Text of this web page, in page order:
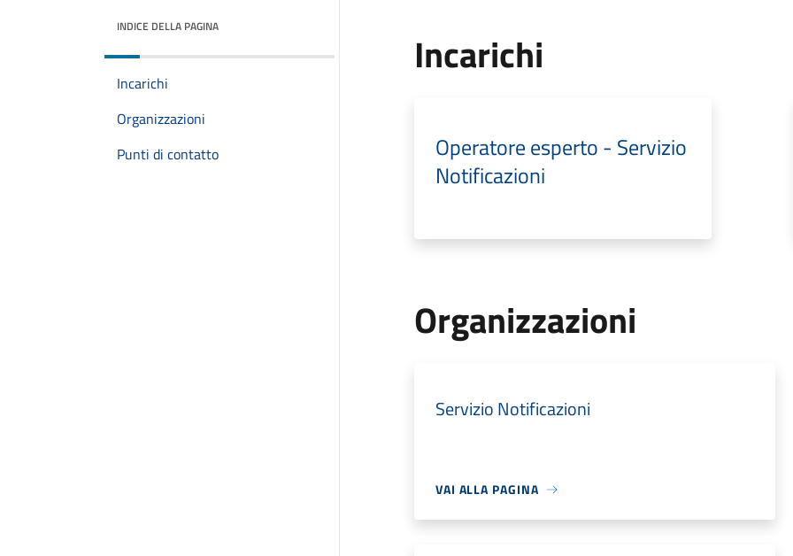
INDICE DELLA PAGINA
Incarichi
Organizzazioni
Punti di contatto
Incarichi
Operatore esperto - Servizio
Notificazioni
Organizzazioni
Servizio Notificazioni
VAI ALLA PAGINA